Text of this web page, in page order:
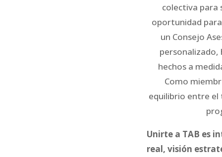
colectiva para
oportunidad
un Consejo
hechos a
Como
equilibrio entre el
Unirte a TAB es
real, visión